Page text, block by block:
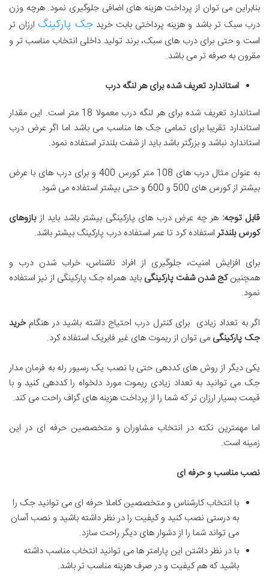
بنابراین می توان از پرداخت هزینه های اضافی جلوگیری نمود. هرچه وزن
درب سبک تر باشد و هزینه پرداختی بابت خریدجک پارکینگارزان تر
است و حتی برای درب های سبک، برند تولید داخلی انتخاب مناسب تر و
مقرون به صرفه تر می باشد.
استاندارد تعریف شده برای هر لنگه درب
استاندارد تعریف شده برای هر لنگه درب معمولا 18 متر است. این مقدار
استاندارد تقریبا برای تمامی جک ها مناسب می باشد اما اگر عرض درب
استاندارد نباشد و بزرگتر باشد باید از شفت بلندتر استفاده نمود.
به عنوان مثال درب های 108 متر کورس 400 و برای درب های با عرض
بیشتر از کورس های 500 و 600 و حتی بیشتر استفاده می شود.
قابل توجه: هر چه عرض درب های پارکینگی بیشتر باشد باید ازبازوهای
کورس بلندتراستفاده کرد تا عمر استفاده درب پارکینگ بیشتر باشد.
برای افزایش امنیت، جلوگیری از افراد ناشناس، خراب شدن درب و
همچنینکج شدن شفت پارکینگی باید همراه جک پارکینگی از نیز استفاده
نمود.
اگر به تعداد زیادی برای کنترل درب احتیاج داشته باشید در هنگامخرید
جک پارکینگی می توان از ریموت های غیر فابریک استفاده کرد.
یکی دیگر از روش های کددهی حتی با نصب یک رسیور رله به فرمان مدار
جک می توانید به تعداد زیادی ریموت مورد دلخواه را کددهی کنید و با
قیمت بسیار ارزان تر که شما را از پرداخت هزینه های گزاف راحت می کند.
اما مهمترین نکته در انتخاب مشاوران و متخصصین حرفه ای در این
زمینه است.
نصب مناسب و حرفه ای
با انتخاب کارشناس و متخصصین کاملا حرفه ای می توانید جک را
به درستی نصب کنید و کیفیت را در نظر داشته باشید و نصب آسان
می تواند شما را از دشوار های دیگر راحت سازد.
با در نظر داشتن این پارامتر ها می توانید انتخاب مناسب داشته
باشید که هم کیفیت و در صرف هزینه مناسب تر باشد.